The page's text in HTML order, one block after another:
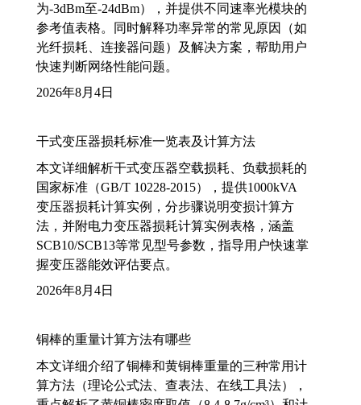
为-3dBm至-24dBm），并提供不同速率光模块的
参考值表格。同时解释功率异常的常见原因（如
光纤损耗、连接器问题）及解决方案，帮助用户
快速判断网络性能问题。
2026年8月4日
干式变压器损耗标准一览表及计算方法
本文详细解析干式变压器空载损耗、负载损耗的
国家标准（GB/T 10228-2015），提供1000kVA
变压器损耗计算实例，分步骤说明变损计算方
法，并附电力变压器损耗计算实例表格，涵盖
SCB10/SCB13等常见型号参数，指导用户快速掌
握变压器能效评估要点。
2026年8月4日
铜棒的重量计算方法有哪些
本文详细介绍了铜棒和黄铜棒重量的三种常用计
算方法（理论公式法、查表法、在线工具法），